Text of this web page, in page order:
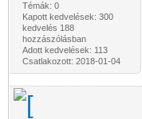
Témák: 0
Kapott kedvelések: 300
kedvelés 188
hozzászólásban
Adott kedvelések: 113
Csatlakozott: 2018-01-04